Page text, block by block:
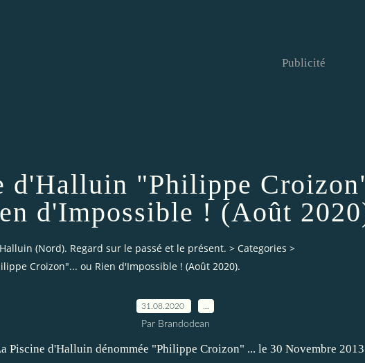
Publicité
d'Halluin "Philippe
d'Impossible ! (Août
(Nord). Regard sur le passé et le présent. > Categories >
Croizon"... ou Rien d'Impossible ! (Août 2020).
31.08.2020
Par Brandodean